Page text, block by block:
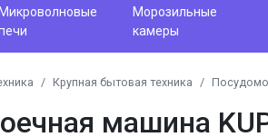
Микроволновые
Морозильные
камеры
Крупная бытовая техника
машина